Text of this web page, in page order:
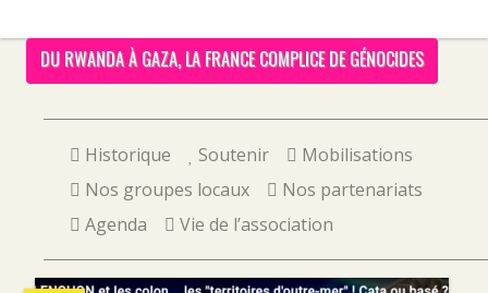
DU RWANDA À GAZA, LA FRANCE COMPLICE DE GÉNOCIDES
Historique Soutenir
Mobilisations
Nos groupes locaux
Nos partenariats
Agenda
Vie de l’association